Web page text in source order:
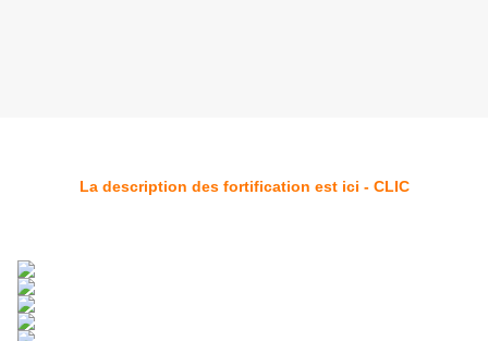
La description des fortification est ici - CLIC